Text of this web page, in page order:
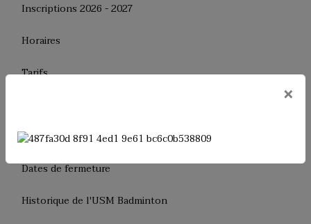
Inscriptions 2026 - 2027
Horaires
Tarifs
Le bureau
Dates de fermeture
Historique de l'USM Badminton
×